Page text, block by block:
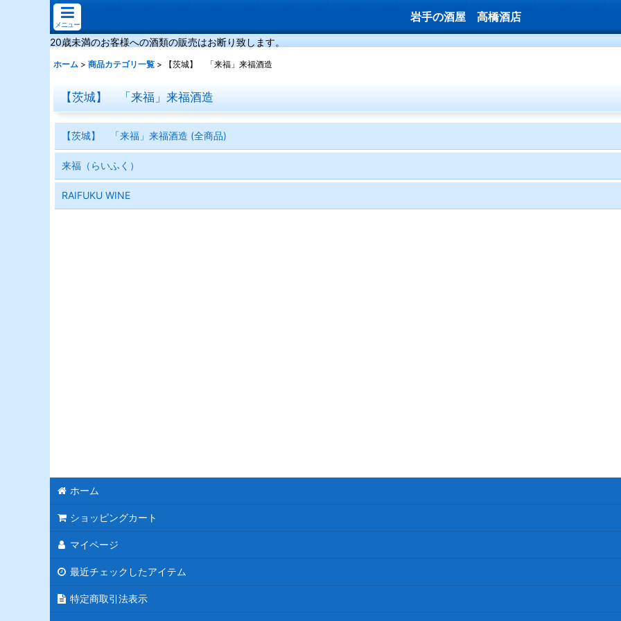
メニュー
岩手の酒屋 高橋酒店
20歳未満のお客様への酒類の販売はお断り致します。
ホーム > 商品カテゴリ一覧 > 【茨城】 「来福」来福酒造
【茨城】 「来福」来福酒造
【茨城】 「来福」来福酒造 (全商品)
来福（らいふく）
RAIFUKU WINE
ホーム
ショッピングカート
マイページ
最近チェックしたアイテム
特定商取引法表示